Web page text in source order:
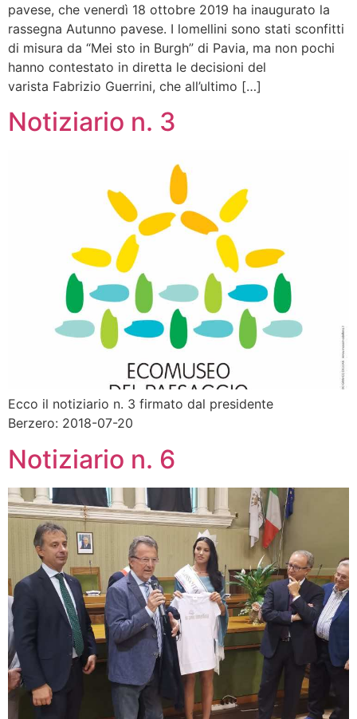
pavese, che venerdì 18 ottobre 2019 ha inaugurato la
rassegna Autunno pavese. I lomellini sono stati sconfitti
di misura da “Mei sto in Burgh” di Pavia, ma non pochi
hanno contestato in diretta le decisioni del
varista Fabrizio Guerrini, che all’ultimo […]
Notiziario n. 3
Ecco il notiziario n. 3 firmato dal presidente
Berzero: 2018-07-20
Notiziario n. 6